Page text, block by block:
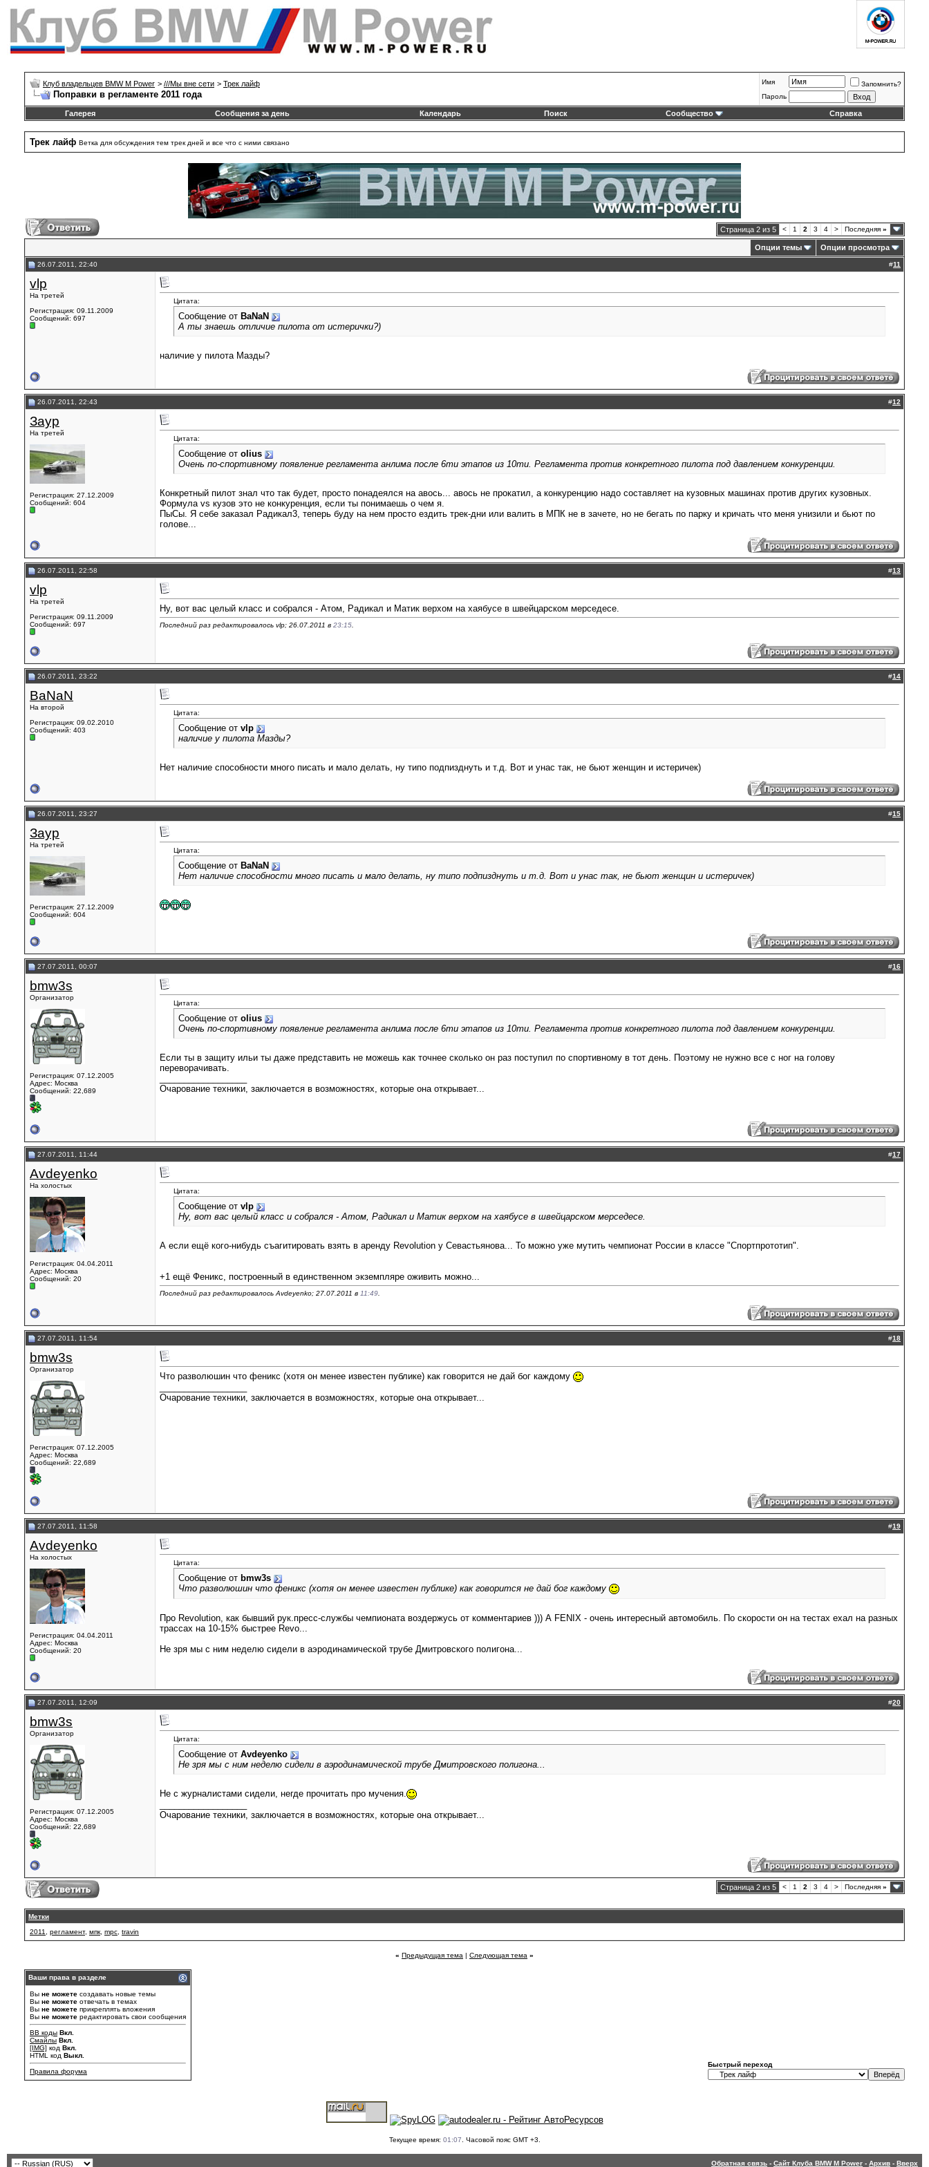
Клуб владельцев BMW M Power > ///Mы вне сети > Трек лайф
Поправки в регламенте 2011 года
Имя
Запомнить?
Пароль
Галерея Сообщения за день Календарь Поиск Сообщество Справка
Трек лайф Ветка для обсуждения тем трек дней и все что с ними связано
Страница 2 из 5 < 1 2 3 4 > Последняя »
Опции темы Опции просмотра
26.07.2011, 22:40 #11
vlp
На третей
Регистрация: 09.11.2009
Сообщений: 697
Цитата:
Сообщение от BaNaN
А ты знаешь отличие пилота от истерички?)
наличие у пилота Мазды?
26.07.2011, 22:43 #12
Заур
На третей
Регистрация: 27.12.2009
Сообщений: 604
Цитата:
Сообщение от olius
Очень по-спортивному появление регламента анлима после 6ти этапов из 10ти. Регламента против конкретного пилота под давлением конкуренции.
Конкретный пилот знал что так будет, просто понадеялся на авось... авось не прокатил, а конкуренцию надо составляет на кузовных машинах против других кузовных.
Формула vs кузов это не конкуренция, если ты понимаешь о чем я.
ПыСы. Я себе заказал Радикал3, теперь буду на нем просто ездить трек-дни или валить в МПК не в зачете, но не бегать по парку и кричать что меня унизили и бьют по
голове...
26.07.2011, 22:58 #13
vlp
На третей
Регистрация: 09.11.2009
Сообщений: 697
Ну, вот вас целый класс и собрался - Атом, Радикал и Матик верхом на хаябусе в швейцарском мерседесе.
Последний раз редактировалось vlp; 26.07.2011 в 23:15.
26.07.2011, 23:22 #14
BaNaN
На второй
Регистрация: 09.02.2010
Сообщений: 403
Цитата:
Сообщение от vlp
наличие у пилота Мазды?
Нет наличие способности много писать и мало делать, ну типо подпизднуть и т.д. Вот и унас так, не бьют женщин и истеричек)
26.07.2011, 23:27 #15
Заур
На третей
Регистрация: 27.12.2009
Сообщений: 604
Цитата:
Сообщение от BaNaN
Нет наличие способности много писать и мало делать, ну типо подпизднуть и т.д. Вот и унас так, не бьют женщин и истеричек)
27.07.2011, 00:07 #16
bmw3s
Организатор
Регистрация: 07.12.2005
Адрес: Москва
Сообщений: 22,689
Цитата:
Сообщение от olius
Очень по-спортивному появление регламента анлима после 6ти этапов из 10ти. Регламента против конкретного пилота под давлением конкуренции.
Если ты в защиту ильи ты даже представить не можешь как точнее сколько он раз поступил по спортивному в тот день. Поэтому не нужно все с ног на голову
переворачивать.
Очарование техники, заключается в возможностях, которые она открывает...
27.07.2011, 11:44 #17
Avdeyenko
На холостых
Регистрация: 04.04.2011
Адрес: Москва
Сообщений: 20
Цитата:
Сообщение от vlp
Ну, вот вас целый класс и собрался - Атом, Радикал и Матик верхом на хаябусе в швейцарском мерседесе.
А если ещё кого-нибудь съагитировать взять в аренду Revolution у Севастьянова... То можно уже мутить чемпионат России в классе "Спортпрототип".
+1 ещё Феникс, построенный в единственном экземпляре оживить можно...
Последний раз редактировалось Avdeyenko; 27.07.2011 в 11:49.
27.07.2011, 11:54 #18
bmw3s
Организатор
Регистрация: 07.12.2005
Адрес: Москва
Сообщений: 22,689
Что разволюшин что феникс (хотя он менее известен публике) как говорится не дай бог каждому
Очарование техники, заключается в возможностях, которые она открывает...
27.07.2011, 11:58 #19
Avdeyenko
На холостых
Регистрация: 04.04.2011
Адрес: Москва
Сообщений: 20
Цитата:
Сообщение от bmw3s
Что разволюшин что феникс (хотя он менее известен публике) как говорится не дай бог каждому
Про Revolution, как бывший рук.пресс-службы чемпионата воздержусь от комментариев ))) А FENIX - очень интересный автомобиль. По скорости он на тестах ехал на разных
трассах на 10-15% быстрее Revo...
Не зря мы с ним неделю сидели в аэродинамической трубе Дмитровского полигона...
27.07.2011, 12:09 #20
bmw3s
Организатор
Регистрация: 07.12.2005
Адрес: Москва
Сообщений: 22,689
Цитата:
Сообщение от Avdeyenko
Не зря мы с ним неделю сидели в аэродинамической трубе Дмитровского полигона...
Не с журналистами сидели, негде прочитать про мучения.
Очарование техники, заключается в возможностях, которые она открывает...
Страница 2 из 5 < 1 2 3 4 > Последняя »
Метки
2011
регламент, мпк mpc travin
« Предыдущая тема | Следующая тема »
Ваши права в разделе
Вы не можете создавать новые темы
Вы не можете отвечать в темах
Вы не можете прикреплять вложения
Вы не можете редактировать свои сообщения
BB коды Вкл.
Смайлы Вкл.
[IMG] код Вкл.
HTML код Выкл.
Правила форума
Быстрый переход
Текущее время: 01:07 . Часовой пояс GMT +3.
Обратная связь - Сайт Клуба BMW M Power - Архив - Вверх